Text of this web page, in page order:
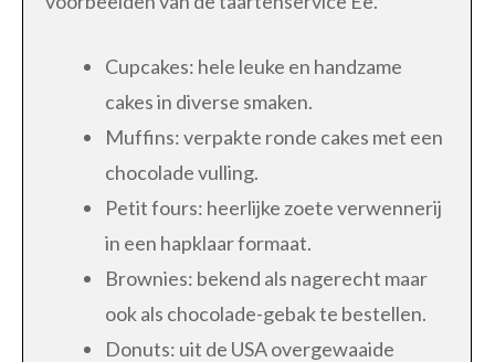
Cupcakes: hele leuke en handzame
cakes in diverse smaken.
Muffins: verpakte ronde cakes met een
chocolade vulling.
Petit fours: heerlijke zoete verwennerij
in een hapklaar formaat.
Brownies: bekend als nagerecht maar
ook als chocolade-gebak te bestellen.
Donuts: uit de USA overgewaaide